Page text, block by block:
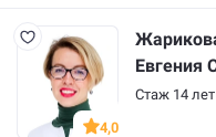
4,0
Евгения
Стаж 14 лет